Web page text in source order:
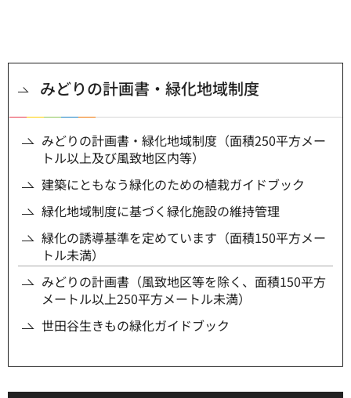
みどりの計画書・緑化地域制度
みどりの計画書・緑化地域制度（面積250平方メー
トル以上及び風致地区内等）
建築にともなう緑化のための植栽ガイドブック
緑化地域制度に基づく緑化施設の維持管理
緑化の誘導基準を定めています（面積150平方メー
トル未満）
みどりの計画書（風致地区等を除く、面積150平方
メートル以上250平方メートル未満）
世田谷生きもの緑化ガイドブック